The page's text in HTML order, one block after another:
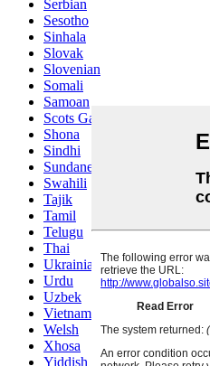
Serbian
Sesotho
Sinhala
Slovak
Slovenian
Somali
Samoan
Scots Gaelic
Shona
Sindhi
Sundanese
Swahili
Tajik
Tamil
Telugu
Thai
Ukrainian
Urdu
Uzbek
Vietnamese
Welsh
Xhosa
Yiddish